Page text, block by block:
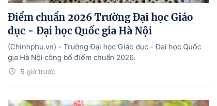
Điểm chuẩn 2026 Trường Đại học Giáo
dục - Đại học Quốc gia Hà Nội
5 giờ trước
(Chinhphu.vn) - Trường Đại học Giáo dục - Đại học Quốc
gia Hà Nội công bố điểm chuẩn 2026.